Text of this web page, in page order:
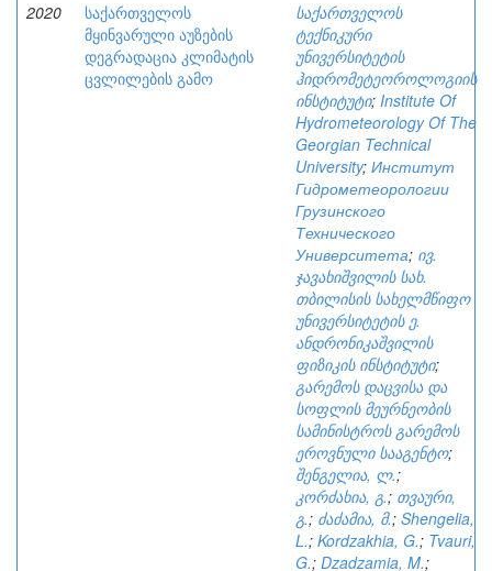
2020
საქართველოს
მყინვარული აუზების
დეგრადაცია კლიმატის
ცვლილების გამო
საქართველოს
ტექნიკური
უნივერსიტეტის
ჰიდრომეტეოროლოგიის
ინსტიტუტი; Institute Of
Hydrometeorology Of The
Georgian Technical
University; Институт
Гидрометеорологии
Грузинского
Технического
Университета; ივ.
ჯავახიშვილის სახ.
თბილისის სახელმწიფო
უნივერსიტეტის ე.
ანდრონიკაშვილის
ფიზიკის ინსტიტუტი;
გარემოს დაცვისა და
სოფლის მეურნეობის
სამინისტროს გარემოს
ეროვნული სააგენტო;
შენგელია, ლ.;
კორძახია, გ.; თვაური,
გ.; ძაძამია, მ.; Shengelia,
L.; Kordzakhia, G.; Tvauri,
G.; Dzadzamia, M.;